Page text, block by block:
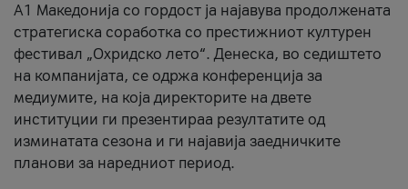
A1 Македонија со гордост ја најавува продолжената
стратегиска соработка со престижниот културен
фестивал „Охридско лето“. Денеска, во седиштето
на компанијата, се одржа конференција за
медиумите, на која директорите на двете
институции ги презентираа резултатите од
изминатата сезона и ги најавија заедничките
планови за наредниот период.